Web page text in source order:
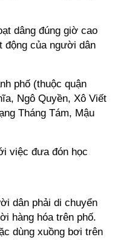
dâng đúng giờ cao
động của người dân
phố (thuộc quận
Ngô Quyền, Xô Viết
Tháng Tám, Mậu
việc đưa đón học
dân phải di chuyển
hàng hóa trên phố.
dùng xuồng bơi trên